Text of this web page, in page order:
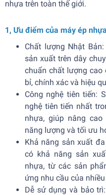
nhựa trên toàn thế giới.
1, Ưu điểm của máy ép
Chất lượng Nhật
sản xuất trên dây
chuẩn chất lượng cao
bỉ, chính xác và hiệu
Công nghệ tiên tiến:
nghệ tiên tiến nhất
nhựa, giúp nâng
năng lượng và tối ưu
Khả năng sản xuất
có khả năng sản
nhựa, từ các sản
ứng nhu cầu của
Dễ sử dụng và bảo